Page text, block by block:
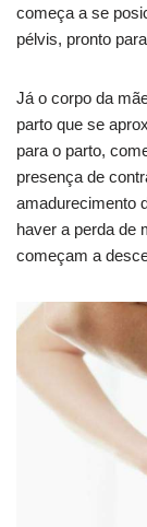
começa a se
pélvis, pronto
Já o corpo da
parto que se
para o parto,
presença de
amadurecimento
haver a perda de
começam a